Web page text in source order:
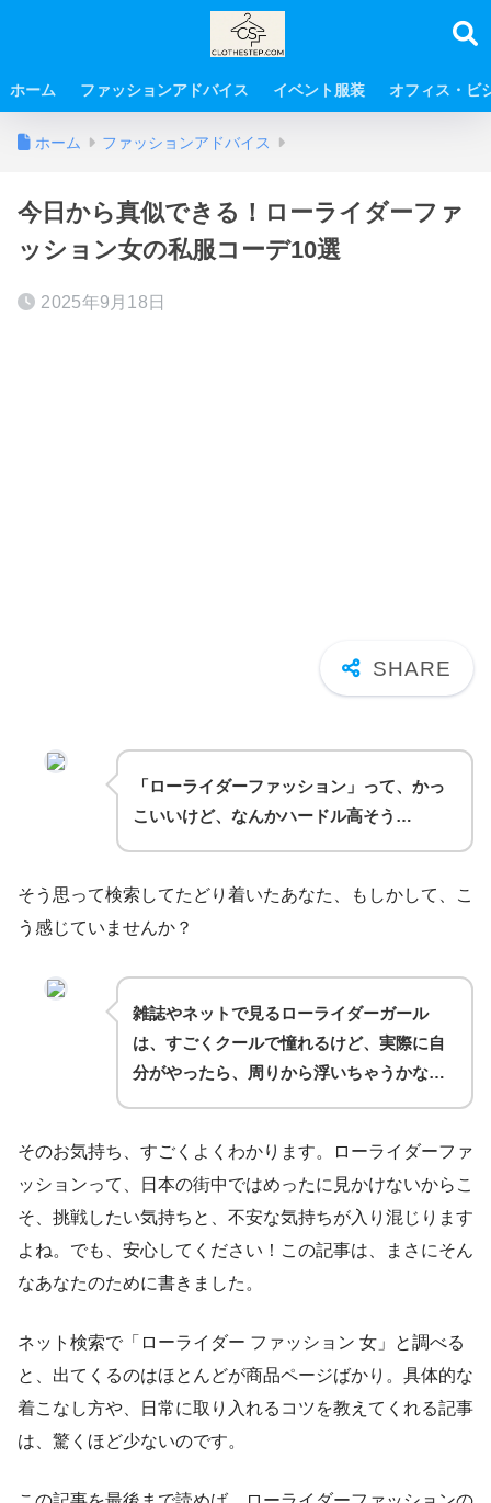
ホーム ファッションアドバイス イベント服装 オフィス・ビ
ホーム ファッションアドバイス
今日から真似できる！ローライダーファ
ッション女の私服コーデ10選
2025年9月18日
「ローライダーファッション」って、かっ
こいいけど、なんかハードル高そう…
そう思って検索してたどり着いたあなた、もしかして、こ
う感じていませんか？
雑誌やネットで見るローライダーガール
は、すごくクールで憧れるけど、実際に自
分がやったら、周りから浮いちゃうかな…
そのお気持ち、すごくよくわかります。ローライダーファ
ッションって、日本の街中ではめったに見かけないからこ
そ、挑戦したい気持ちと、不安な気持ちが入り混じります
よね。でも、安心してください！この記事は、まさにそん
なあなたのために書きました。
ネット検索で「ローライダー ファッション 女」と調べる
と、出てくるのはほとんどが商品ページばかり。具体的な
着こなし方や、日常に取り入れるコツを教えてくれる記事
は、驚くほど少ないのです。